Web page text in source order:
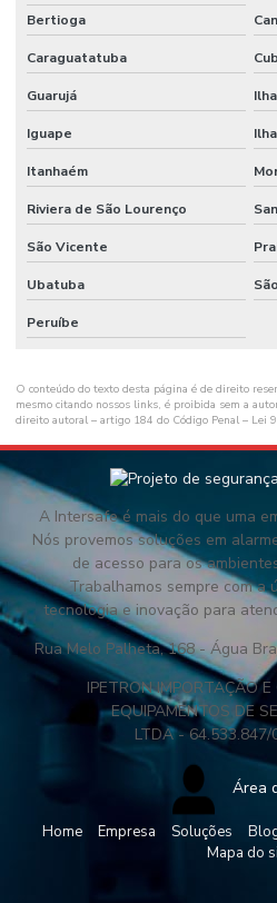
Bertioga
Caraguatatuba
Guarujá
Iguape
Itanhaém
Riviera de São Lourenço
São Vicente
Ubatuba
Peruíbe
O conteúdo do texto desta página é de direito
mesmo citando nossos links, é proibida sem a
direito autoral – artigo 184 do Código Penal – Lei
A Intersafe é mais do que uma
Nós provemos soluções em
de acesso para os
Trabalhamos sempre com a
tecnologia e inovação para
Rua Melo Palheta, 168 - Água
IPETRON IMPORTAÇÃO E
EQUIPAMENTOS DE
LTDA -
Área
Home Empresa Soluções
Mapa do